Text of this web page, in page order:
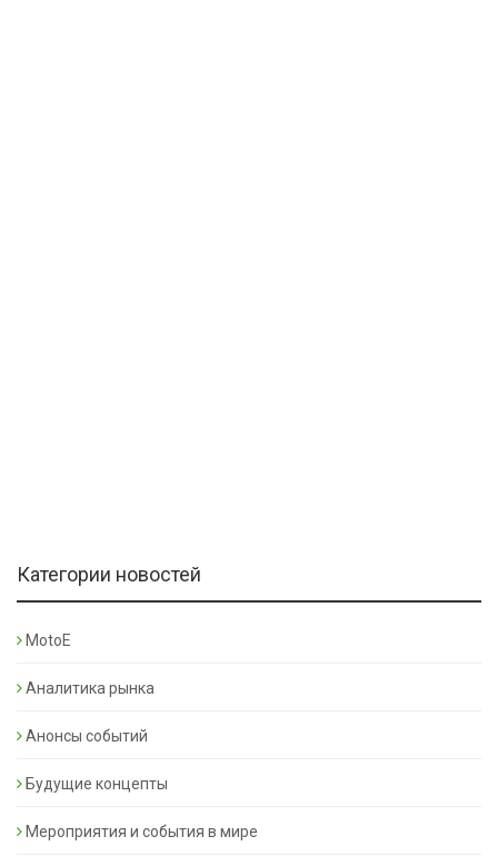
Категории новостей
MotoE
Аналитика рынка
Анонсы событий
Будущие концепты
Мероприятия и события в мире